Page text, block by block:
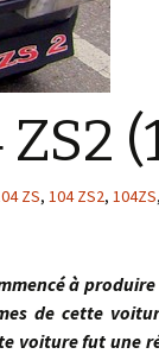
ZS, 104 ZS2, 104ZS,
à produire
de cette
voiture fut